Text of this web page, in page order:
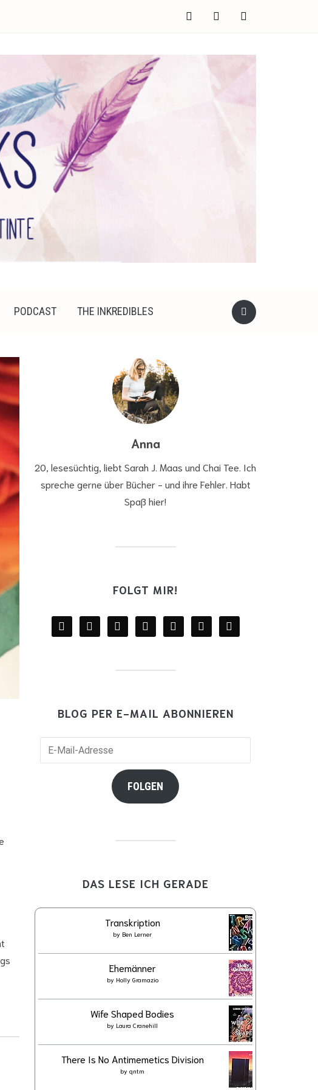
facebook twitter instagram
PODCAST THE INKREDIBLES
Anna
20, lesesüchtig, liebt Sarah J. Maas und Chai Tee. Ich
spreche gerne über Bücher - und ihre Fehler. Habt
Spaß hier!
FOLGT MIR!
facebooktwitter instagramyoutube mail wordpressgoodreads
BLOG PER E-MAIL ABONNIEREN
FOLGEN
DAS LESE ICH GERADE
Transkription
by Ben Lerner
Ehemänner
by Holly Gramazio
Wife Shaped Bodies
by Laura Cranehill
There Is No Antimemetics Division
by qntm